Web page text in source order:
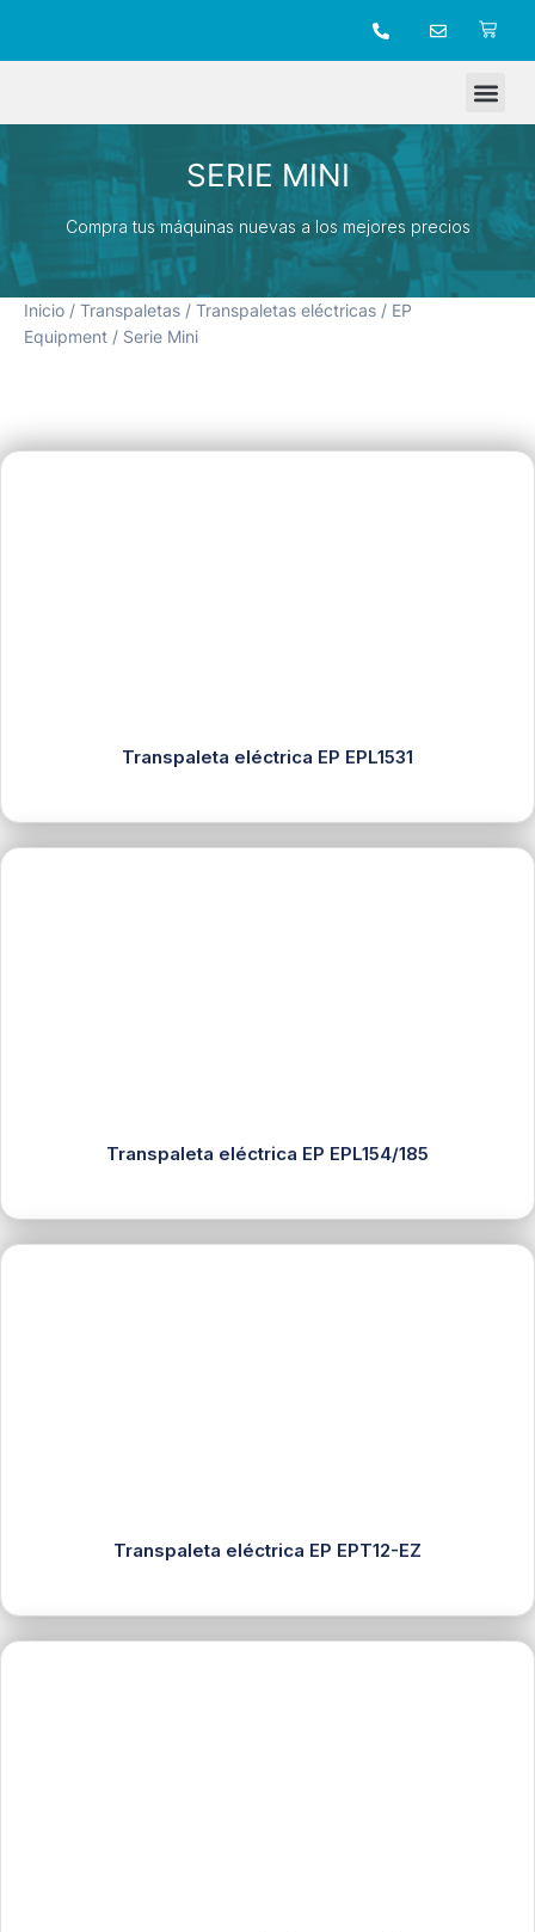
SERIE MINI
Compra tus máquinas nuevas a los mejores precios
Inicio / Transpaletas / Transpaletas eléctricas / EP
Equipment / Serie Mini
Transpaleta eléctrica EP EPL1531
Transpaleta eléctrica EP EPL154/185
Transpaleta eléctrica EP EPT12-EZ